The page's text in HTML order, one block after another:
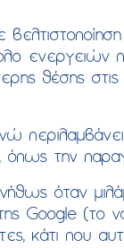
ενεργειών
θέσης
όπως την
όταν
Google (το
κάτι που